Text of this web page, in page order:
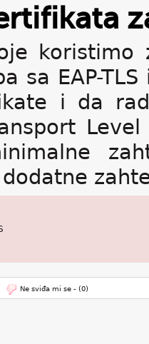
koristimo
sa EAP-
i da
Ne sviđa mi se - (0)